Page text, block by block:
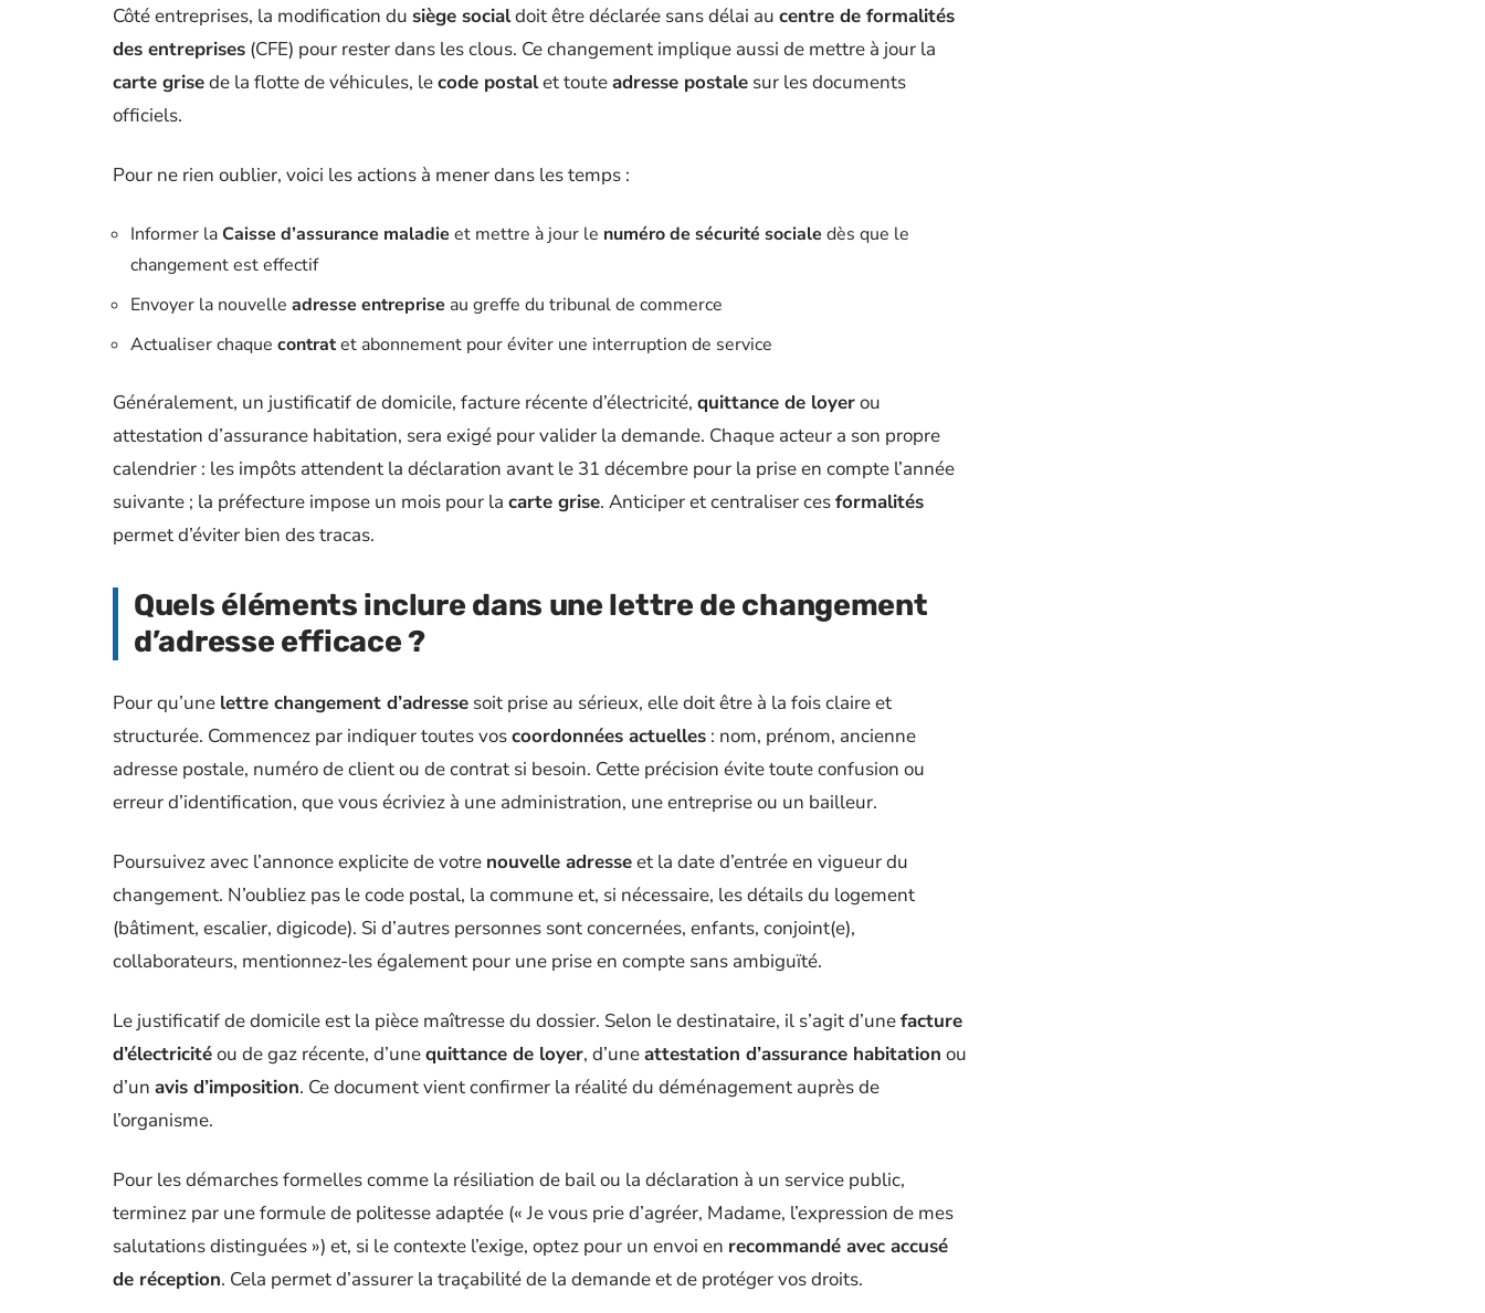
Côté entreprises, la modification du siège socialdoit être déclarée sans délai au centre de formalités
des entreprises (CFE) pour rester dans les clous. Ce changement implique aussi de mettre à jour la
carte grisede la flotte de véhicules, lecode postalet touteadresse postale sur les documents
officiels.
Pour ne rien oublier, voici les actions à mener dans les temps :
Informer laCaisse d’assurance maladie et mettre à jour le numéro de sécurité sociale dès que le
changement est effectif
Envoyer la nouvelle adresse entreprise au greffe du tribunal de commerce
Actualiser chaque contratet abonnement pour éviter une interruption de service
Généralement, un justificatif de domicile, facture récente d’électricité, quittance de loyerou
attestation d’assurance habitation, sera exigé pour valider la demande. Chaque acteur a son propre
calendrier : les impôts attendent la déclaration avant le 31 décembre pour la prise en compte l’année
suivante ; la préfecture impose un mois pour la carte grise. Anticiper et centraliser cesformalités
permet d’éviter bien des tracas.
Quels éléments inclure dans une lettre de changement
d’adresse efficace ?
Pour qu’une lettre changement d’adresse soit prise au sérieux, elle doit être à la fois claire et
structurée. Commencez par indiquer toutes voscoordonnées actuelles : nom, prénom, ancienne
adresse postale, numéro de client ou de contrat si besoin. Cette précision évite toute confusion ou
erreur d’identification, que vous écriviez à une administration, une entreprise ou un bailleur.
Poursuivez avec l’annonce explicite de votre nouvelle adresseet la date d’entrée en vigueur du
changement. N’oubliez pas le code postal, la commune et, si nécessaire, les détails du logement
(bâtiment, escalier, digicode). Si d’autres personnes sont concernées, enfants, conjoint(e),
collaborateurs, mentionnez-les également pour une prise en compte sans ambiguïté.
Le justificatif de domicile est la pièce maîtresse du dossier. Selon le destinataire, il s’agit d’unefacture
d’électricitéou de gaz récente, d’unequittance de loyer, d’uneattestation d’assurance habitation ou
d’un avis d’imposition. Ce document vient confirmer la réalité du déménagement auprès de
l’organisme.
Pour les démarches formelles comme la résiliation de bail ou la déclaration à un service public,
terminez par une formule de politesse adaptée (« Je vous prie d’agréer, Madame, l’expression de mes
salutations distinguées ») et, si le contexte l’exige, optez pour un envoi en recommandé avec accusé
de réception. Cela permet d’assurer la traçabilité de la demande et de protéger vos droits.